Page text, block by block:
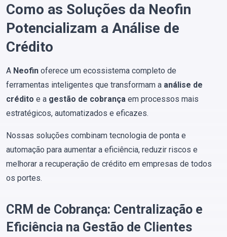
Como as Soluções da Neofin
Potencializam a Análise de
Crédito
A Neofin oferece um ecossistema completo de
ferramentas inteligentes que transformam a análise de
crédito e a gestão de cobrança em processos mais
estratégicos, automatizados e eficazes.
Nossas soluções combinam tecnologia de ponta e
automação para aumentar a eficiência, reduzir riscos e
melhorar a recuperação de crédito em empresas de todos
os portes.
CRM de Cobrança: Centralização e
Eficiência na Gestão de Clientes